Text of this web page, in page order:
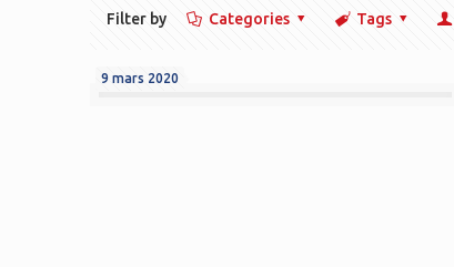
Filter by Categories Tags
9 mars 2020